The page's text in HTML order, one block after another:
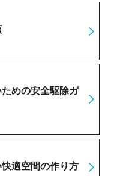
めの安全駆除ガ
適空間の作り方